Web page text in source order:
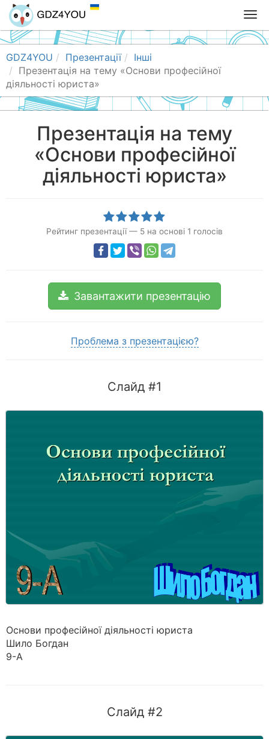
T
o
g
n
a
GDZ4YOU Презентації
Інші
Презентація на тему «Основи професійної
діяльності юриста»
Презентація на тему
«Основи професійної
діяльності юриста»
Рейтинг презентації — 5 на основі 1 голосів
Завантажити презентацію
Проблема з презентацією?
Слайд #1
Основи професійної діяльності юриста
Шило Богдан
9-А
Слайд #2